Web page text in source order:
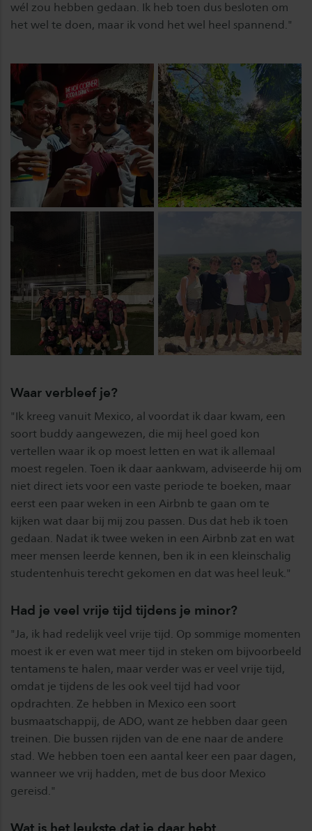
wél zou hebben gedaan. Ik heb toen dus besloten om
het wel te doen, maar ik vond het wel heel spannend."
Waar verbleef je?
"Ik kreeg vanuit Mexico, al voordat ik daar kwam, een
soort buddy aangewezen, die mij heel goed kon
vertellen waar ik op moest letten en wat ik allemaal
moest regelen. Toen ik daar aankwam, adviseerde hij om
niet direct iets voor een vaste periode te boeken, maar
eerst een paar weken in een Airbnb te gaan om te
kijken wat daar bij mij zou passen. Dus dat heb ik toen
gedaan. Nadat ik twee weken in een Airbnb zat en wat
meer mensen leerde kennen, ben ik in een kleinschalig
studentenhuis terecht gekomen en dat was heel leuk."
Had je veel vrije tijd tijdens je minor?
"Ja, ik had redelijk veel vrije tijd. Op sommige momenten
moest ik er even wat meer tijd in steken om bijvoorbeeld
tentamens te halen, maar verder was er veel vrije tijd,
omdat je tijdens de les ook veel tijd had voor
opdrachten. Ze hebben in Mexico een soort
busmaatschappij, de ADO, want ze hebben daar geen
treinen. Die bussen rijden van de ene naar de andere
stad. We hebben toen een aantal keer een paar dagen,
wanneer we vrij hadden, met de bus door Mexico
gereisd."